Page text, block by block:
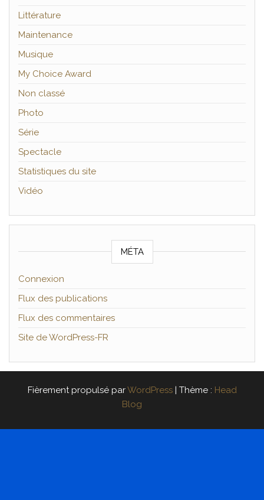
Littérature
Maintenance
Musique
My Choice Award
Non classé
Photo
Série
Spectacle
Statistiques du site
Vidéo
MÉTA
Connexion
Flux des publications
Flux des commentaires
Site de WordPress-FR
Fièrement propulsé parWordPress | Thème : Head
Blog